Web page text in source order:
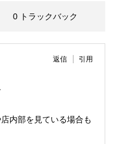
0 トラックバック
返信 引用
内部を見ている場合も